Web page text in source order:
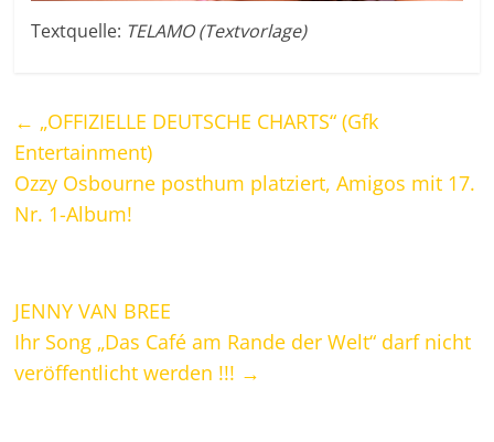
Textquelle: TELAMO (Textvorlage)
← „OFFIZIELLE DEUTSCHE CHARTS“ (Gfk
Entertainment)
Ozzy Osbourne posthum platziert, Amigos mit 17.
Nr. 1-Album!
JENNY VAN BREE
Ihr Song „Das Café am Rande der Welt“ darf nicht
veröffentlicht werden !!! →